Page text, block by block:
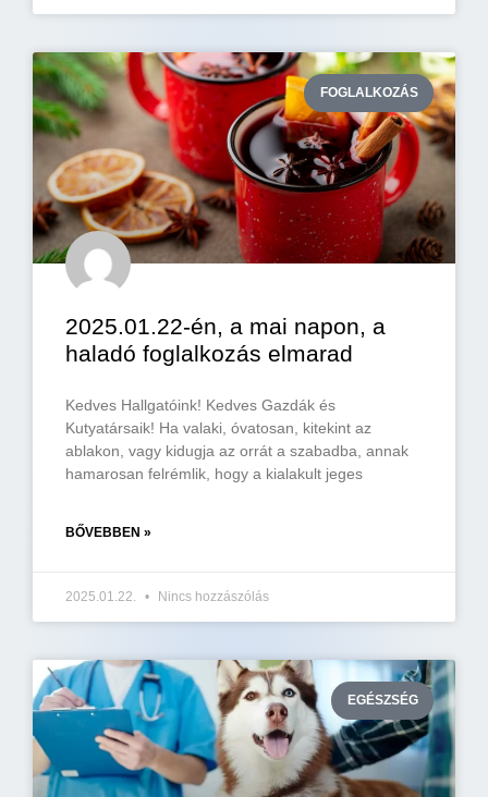
FOGLALKOZÁS
2025.01.22-én, a mai napon, a
haladó foglalkozás elmarad
Kedves Hallgatóink! Kedves Gazdák és
Kutyatársaik! Ha valaki, óvatosan, kitekint az
ablakon, vagy kidugja az orrát a szabadba, annak
hamarosan felrémlik, hogy a kialakult jeges
BŐVEBBEN »
2025.01.22. Nincs hozzászólás
EGÉSZSÉG